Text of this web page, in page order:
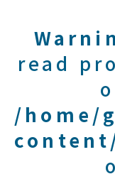
read
/home/